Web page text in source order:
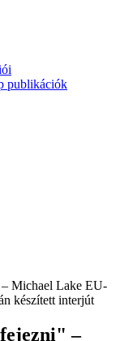
publikációk
Michael Lake EU-
készített interjút
–